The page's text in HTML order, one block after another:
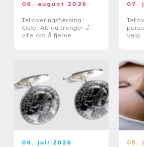
06. august 2026
Tatoveringsfjerning i
Oslo: Alt du trenger å
vite om å fjerne
07.
valg
06. juli 2026 05.